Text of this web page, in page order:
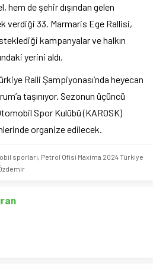
hem de şehir dışından gelen
verdiği 33. Marmaris Ege Rallisi,
kampanyalar ve halkın
yerini aldı.
Ralli Şampiyonası’nda heyecan
taşınıyor. Sezonun üçüncü
Spor Kulübü (KAROSK)
organize edilecek.
sporları Petrol Ofisi Maxima 2024 Türkiye